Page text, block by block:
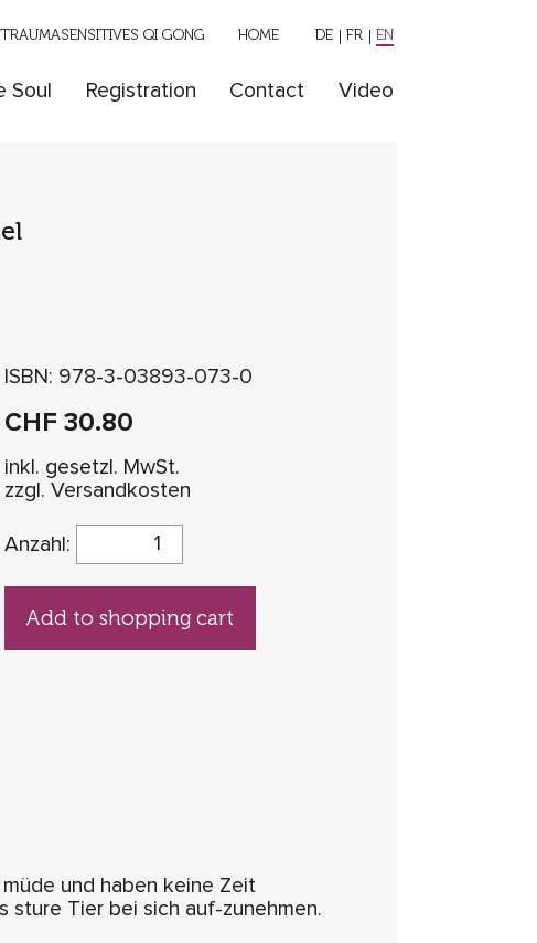
Soul Registration Contact Video
TRAUMASENSITIVES QI GONG HOME DE FR EN
ISBN: 978-3-03893-073-0
CHF 30.80
inkl. gesetzl. MwSt.
zzgl. Versandkosten
Anzahl:
Add to shopping cart
und haben keine Zeit
sture Tier bei sich auf-zunehmen.